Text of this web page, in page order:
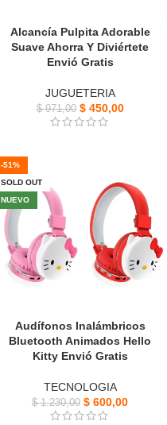
Alcancía Pulpita Adorable
Suave Ahorra Y Diviértete
Envió Gratis
JUGUETERIA
$971,00 $450,00
-51%
SOLD OUT
NUEVO
Audífonos Inalámbricos
Bluetooth Animados Hello
Kitty Envió Gratis
TECNOLOGIA
$1.230,00 $ 600,00